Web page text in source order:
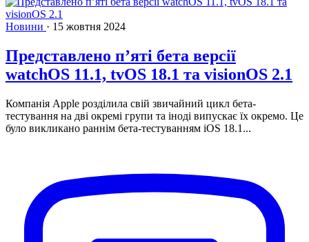
Новини · 15 жовтня 2024
Представлено пʼяті бета версії
watchOS 11.1, tvOS 18.1 та visionOS 2.1
Компанія Apple розділила свій звичайний цикл бета-
тестування на дві окремі групи та іноді випускає їх окремо. Це
було викликано раннім бета-тестуванням iOS 18.1...